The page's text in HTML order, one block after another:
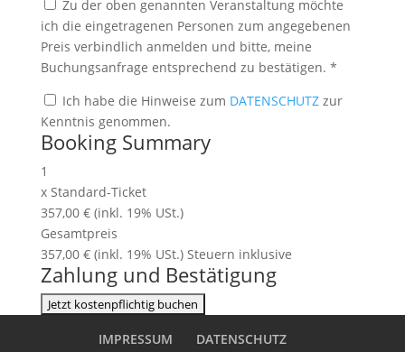
Zu der oben genannten Veranstaltung möchte
ich die eingetragenen Personen zum angegebenen
Preis verbindlich anmelden und bitte, meine
Buchungsanfrage entsprechend zu bestätigen. *
Ich habe die Hinweise zum DATENSCHUTZzur
Kenntnis genommen.
Booking Summary
1
xStandard-Ticket
357,00 € (inkl. 19% USt.)
Gesamtpreis
357,00 € (inkl. 19% USt.) Steuern inklusive
Zahlung und Bestätigung
IMPRESSUM
DATENSCHUTZ